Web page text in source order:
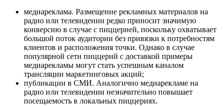
медиареклама. Размещение рекламных материалов на
радио или телевидении редко приносит значимую
конверсию в случае с пиццерией, поскольку охватывает
большой поток аудитории без привязки к потребностям
клиентов и расположения точки. Однако в случае
популярной сети пиццерий с доставкой примеры
медиарекламы могут стать успешным каналом
трансляции маркетинговых акций;
публикации в СМИ. Аналогично медиарекламе на
радио или телевидении незначительно повышает
посещаемость в локальных пиццериях.